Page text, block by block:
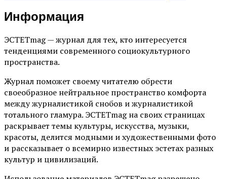
Информация
ЭСТЕТmag — журнал для тех, кто интересуется
тенденциями современного социокультурного
пространства.
Журнал поможет своему читателю обрести
своеобразное нейтральное пространство комфорта
между журналистикой снобов и журналистикой
тотального гламура. ЭСТЕТmag на своих страницах
раскрывает темы культуры, искусства, музыки,
красоты, делится модными и художественными фото
и рассказывает о всемирно известных эстетах разных
культур и цивилизаций.